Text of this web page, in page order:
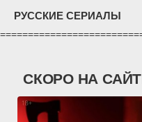
РУССКИЕ СЕРИАЛЫ
СКОРО НА